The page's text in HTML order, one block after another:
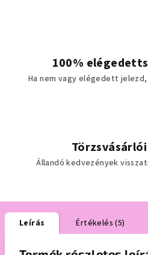
100%
Ha nem vagy elégedett
Állandó kedvezények
Leírás Értékelés (5)